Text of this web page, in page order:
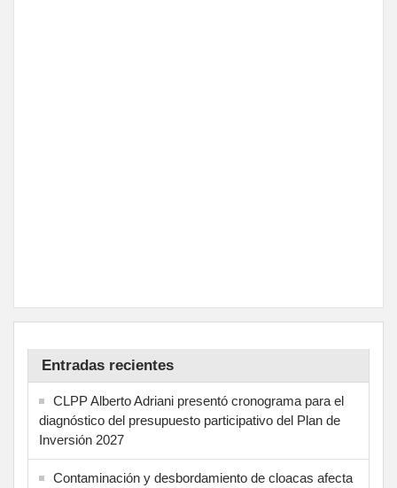
Entradas recientes
CLPP Alberto Adriani presentó cronograma para el
diagnóstico del presupuesto participativo del Plan de
Inversión 2027
Contaminación y desbordamiento de cloacas afecta